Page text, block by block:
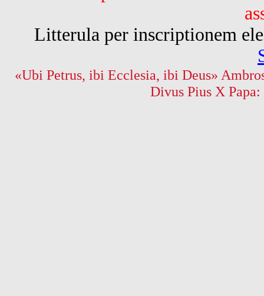
Litterula per inscriptionem
«Ubi Petrus, ibi Ecclesia, ibi Deus»
Divus Pius X Papa: